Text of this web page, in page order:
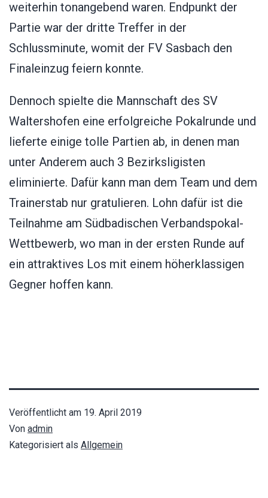
weiterhin tonangebend waren. Endpunkt der
Partie war der dritte Treffer in der
Schlussminute, womit der FV Sasbach den
Finaleinzug feiern konnte.
Dennoch spielte die Mannschaft des SV
Waltershofen eine erfolgreiche Pokalrunde und
lieferte einige tolle Partien ab, in denen man
unter Anderem auch 3 Bezirksligisten
eliminierte. Dafür kann man dem Team und dem
Trainerstab nur gratulieren. Lohn dafür ist die
Teilnahme am Südbadischen Verbandspokal-
Wettbewerb, wo man in der ersten Runde auf
ein attraktives Los mit einem höherklassigen
Gegner hoffen kann.
Veröffentlicht am 19. April 2019
Von admin
Kategorisiert als Allgemein